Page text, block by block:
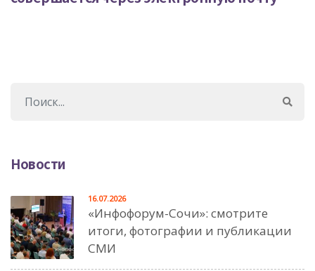
Новости
«Инфофорум-Сочи»: смотрите
итоги, фотографии и публикации
СМИ
16.07.2026